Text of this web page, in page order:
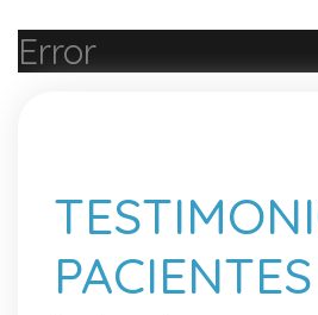
Error
PACIENTES